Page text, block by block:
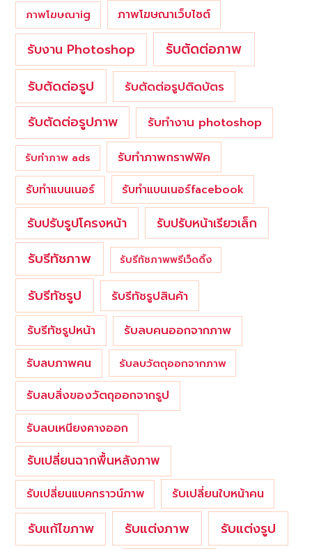
ภาพโฆษณาig ภาพโฆษณาเว็บไซต์
รับงาน Photoshop
รับตัดต่อภาพ
รับตัดต่อรูป
รับตัดต่อรูปติดบัตร
รับตัดต่อรูปภาพ รับทำงาน photoshop
รับทำภาพ ads รับทำภาพกราฟฟิค
รับทำแบนเนอร์ รับทำแบนเนอร์facebook
รับปรับรูปโครงหน้า รับปรับหน้าเรียวเล็ก
รับรีทัชภาพ รับรีทัชภาพพรีเว็ดดิ้ง
รับรีทัชรูป
รับรีทัชรูปสินค้า
รับรีทัชรูปหน้า
รับลบคนออกจากภาพ
รับลบภาพคน
รับลบวัตถุออกจากภาพ
รับลบสิ่งของวัตถุออกจากรูป
รับลบเหนียงคางออก
รับเปลี่ยนฉากพื้นหลังภาพ
รับเปลี่ยนแบคกราวน์ภาพ รับเปลี่ยนใบหน้าคน
รับแก้ไขภาพ รับแต่งภาพ รับแต่งรูป